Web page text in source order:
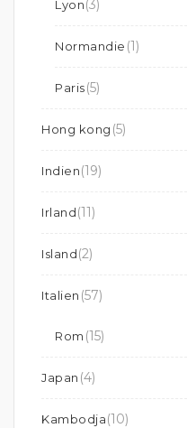
Lyon(3)
Normandie (1)
Paris(5)
Hong kong (5)
Indien(19)
Irland(11)
Island(2)
Italien (57)
Rom (15)
Japan (4)
Kambodja(10)